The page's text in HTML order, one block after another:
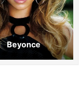
Beyonce